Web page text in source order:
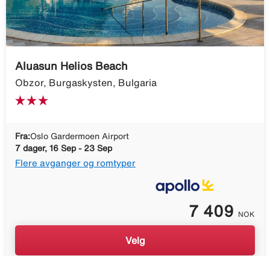
Aluasun Helios Beach
Obzor, Burgaskysten, Bulgaria
Fra:Oslo Gardermoen Airport
7 dager, 16 Sep - 23 Sep
Flere avganger og romtyper
7 409 NOK
Velg